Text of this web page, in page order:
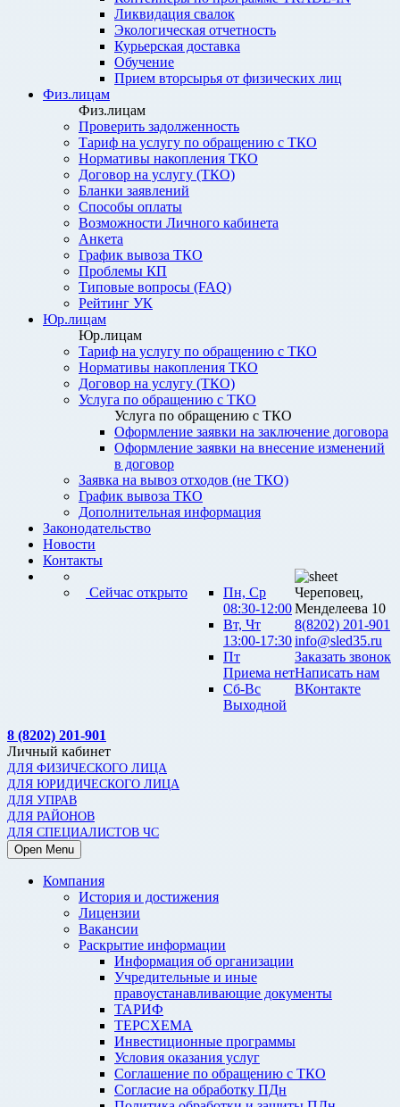
Ликвидация свалок
Экологическая отчетность
Курьерская доставка
Обучение
Прием вторсырья от физических лиц
Физ.лицам
Физ.лицам
Проверить задолженность
Тариф на услугу по обращению с ТКО
Нормативы накопления ТКО
Договор на услугу (ТКО)
Бланки заявлений
Способы оплаты
Возможности Личного кабинета
Анкета
График вывоза ТКО
Проблемы КП
Типовые вопросы (FAQ)
Рейтинг УК
Юр.лицам
Юр.лицам
Тариф на услугу по обращению с ТКО
Нормативы накопления ТКО
Договор на услугу (ТКО)
Услуга по обращению с ТКО
Услуга по обращению с ТКО
Оформление заявки на заключение договора
Оформление заявки на внесение изменений
в договор
Заявка на вывоз отходов (не ТКО)
График вывоза ТКО
Дополнительная информация
Законодательство
Новости
Контакты
Сейчас открыто
Пн, Ср
08:30-12:00
Вт, Чт
13:00-17:30
Пт
Приема нет
Сб-Вс
Выходной
Череповец,
Менделеева 10
8(8202) 201-901
info@sled35.ru
Заказать звонок
Написать нам
ВКонтакте
8 (8202) 201-901
Личный кабинет
ДЛЯ ФИЗИЧЕСКОГО ЛИЦА
ДЛЯ ЮРИДИЧЕСКОГО ЛИЦА
ДЛЯ УПРАВ
ДЛЯ РАЙОНОВ
ДЛЯ СПЕЦИАЛИСТОВ ЧС
Open Menu
Компания
История и достижения
Лицензии
Вакансии
Раскрытие информации
Информация об организации
Учредительные и иные
правоустанавливающие документы
ТАРИФ
ТЕРСХЕМА
Инвестиционные программы
Условия оказания услуг
Соглашение по обращению с ТКО
Согласие на обработку ПДн